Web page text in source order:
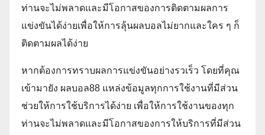
ท่านจะไม่พลาดและมีโอกาสของการติดตามผลการ
แข่งขันได้ง่ายเพื่อให้การลุ้นผลบอลไม่ยากและใคร ๆ ก็
ติดตามผลได้ง่าย
หากต้องการทราบผลการแข่งขันอย่างรวเร็ว โดยที่คุณ
เข้ามายัง ผลบอล88 แหล่งข้อมูลทุกการใช้งานที่มีส่วน
ช่วยให้การใช้บริการได้ง่าย เพื่อให้การใช้งานของทุก
ท่านจะไม่พลาดและมีโอกาสของการให้บริการที่มีส่วน